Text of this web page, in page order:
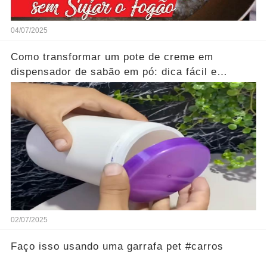
04/07/2025
Como transformar um pote de creme em
dispensador de sabão em pó: dica fácil e
econômica...Ver mais
02/07/2025
Faço isso usando uma garrafa pet #carros